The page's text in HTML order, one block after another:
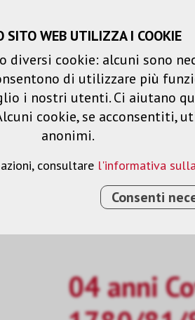
Carrello spesa Liste dei desideri
Soluzioni
1780/81/85W/95F
04 anni
SITO WEB UTILIZZA I COOKIE
cookie: alcuni sono
di utilizzare più
i nostri utenti. Ci aiutano
cookie, se acconsentiti,
anonimi.
consultare l'informativa
Consenti